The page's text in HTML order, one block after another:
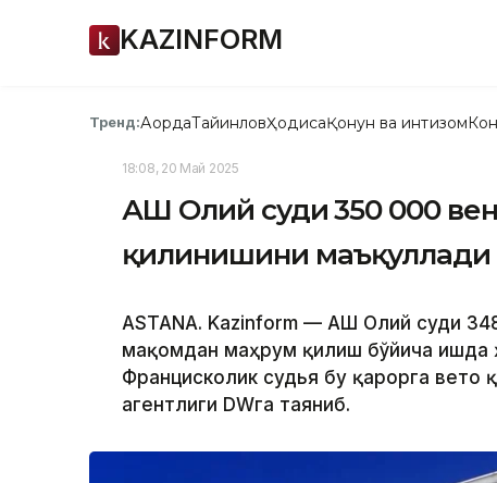
KAZINFORM
Тренд:АқордаТайинловҲодисаҚонун ва интизом
18:08, 20 Май 2025
АҚШ Олий суди 350 000
қилинишини маъқуллади
ASTANA. Kazinform — АҚШ Олий суди
мақомдан маҳрум қилиш бўйича ишда
Францисколик судья бу қарорга вето
агентлиги DWга таяниб.